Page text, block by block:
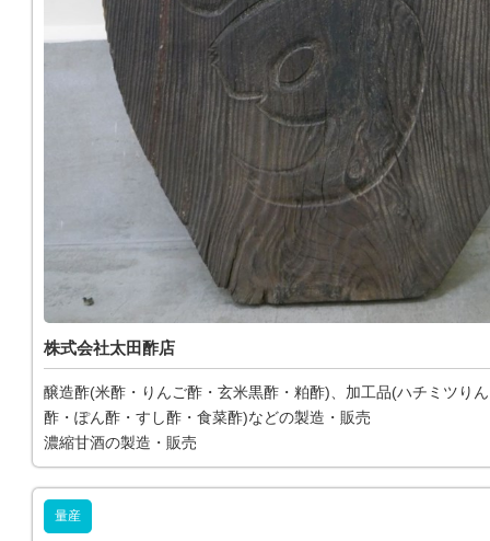
株式会社太田酢店
醸造酢(米酢・りんご酢・玄米黒酢・粕酢)、加工品(ハチミツり
酢・ぽん酢・すし酢・食菜酢)などの製造・販売
濃縮甘酒の製造・販売
量産